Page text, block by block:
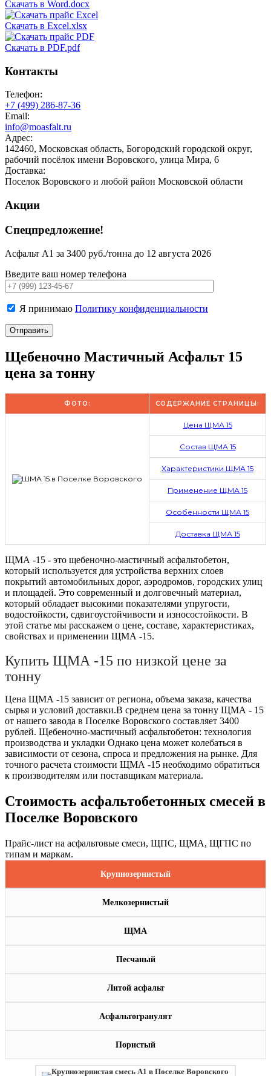
Скачать в Word.docx
Скачать в Excel.xlsx
Скачать в PDF.pdf
Контакты
Телефон:
+7 (499) 286-87-36
Email:
info@moasfalt.ru
Адрес:
142460, Московская область, Богородский городской округ,
рабочий посёлок имени Воровского, улица Мира, 6
Доставка:
Поселок Воровского и любой район Московской области
Акции
Спецпредложение!
Асфальт А1 за 3400 руб./тонна до 12 августа 2026
Введите ваш номер телефона
Я принимаю Политику конфиденциальности
Щебеночно Мастичный Асфальт 15
цена за тонну
ФОТО: СОДЕРЖАНИЕ СТРАНИЦЫ:
Цена ЩМА 15
Состав ЩМА 15
Характеристики ЩМА 15
Применение ЩМА 15
Особенности ЩМА 15
Доставка ЩМА 15
ЩМА -15 - это щебеночно-мастичный асфальтобетон,
который используется для устройства верхних слоев
покрытий автомобильных дорог, аэродромов, городских улиц
и площадей. Это современный и долговечный материал,
который обладает высокими показателями упругости,
водостойкости, сдвигоустойчивости и износостойкости. В
этой статье мы расскажем о цене, составе, характеристиках,
свойствах и применении ЩМА -15.
Купить ЩМА -15 по низкой цене за
тонну
Цена ЩМА -15 зависит от региона, объема заказа, качества
сырья и условий доставки.В среднем цена за тонну ЩМА - 15
от нашего завода в Поселке Воровского составляет 3400
рублей. Щебеночно-мастичный асфальтобетон: технология
производства и укладки Однако цена может колебаться в
зависимости от сезона, спроса и предложения на рынке. Для
точного расчета стоимости ЩМА -15 необходимо обратиться
к производителям или поставщикам материала.
Стоимость асфальтобетонных смесей в
Поселке Воровского
Прайс-лист на асфальтовые смеси, ЩПС, ЩМА, ЩГПС по
типам и маркам.
Крупнозернистый
Мелкозернистый
ЩМА
Песчаный
Литой асфальт
Асфальтогранулят
Пористый